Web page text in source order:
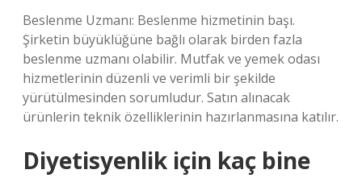
Beslenme Uzmanı: Beslenme hizmetinin başı.
Şirketin büyüklüğüne bağlı olarak birden fazla
beslenme uzmanı olabilir. Mutfak ve yemek odası
hizmetlerinin düzenli ve verimli bir şekilde
yürütülmesinden sorumludur. Satın alınacak
ürünlerin teknik özelliklerinin hazırlanmasına katılır.
Diyetisyenlik için kaç bine